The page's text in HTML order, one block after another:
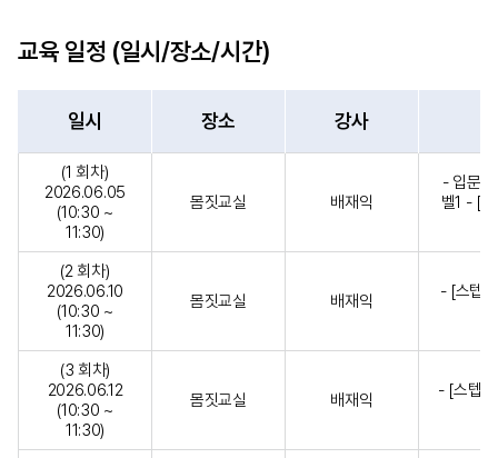
교육 일정 (일시/장소/시간)
일시 장소 강사
(1 회차)
2026.06.05
(10:30 ~
11:30)
몸짓교실 배재익
- 입문+
벨1 - [
(2 회차)
2026.06.10
(10:30 ~
11:30)
몸짓교실 배재익 - [스텝
(3 회차)
2026.06.12
(10:30 ~
11:30)
몸짓교실 배재익 - [스텝